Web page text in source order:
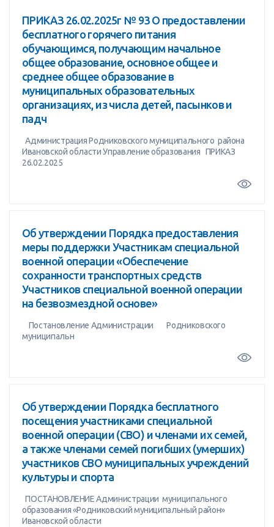
ПРИКАЗ 26.02.2025г № 93 О предоставлении
бесплатного горячего питания
обучающимся, получающим начальное
общее образование, основное общее и
среднее общее образование в
муниципальных образовательных
организациях, из числа детей, пасынков и
падч
Администрация Родниковского муниципального района
Ивановской области Управление образования ПРИКАЗ
26.02.2025
Об утверждении Порядка предоставления
меры поддержки Участникам специальной
военной операции «Обеспечение
сохранности транспортных средств
Участников специальной военной операции
на безвозмездной основе»
Постановление Администрации Родниковского
муниципальн
Об утверждении Порядка бесплатного
посещения участниками специальной
военной операции (СВО) и членами их семей,
а также членами семей погибших (умерших)
участников СВО муниципальных учреждений
культуры и спорта
ПОСТАНОВЛЕНИЕ Администрации муниципального
образования «Родниковский муниципальный район»
Ивановской области